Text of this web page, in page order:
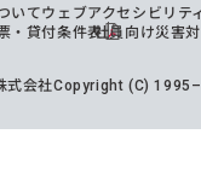
いてウェブアクセシビリテ
・貸付条件表社員向け災害
式会社Copyright (C)